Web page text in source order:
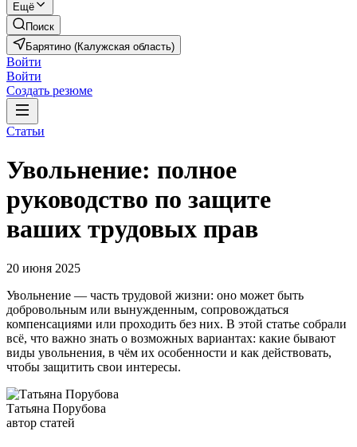
Ещё
Поиск
Барятино (Калужская область)
Войти
Войти
Создать резюме
Статьи
Увольнение: полное
руководство по защите
ваших трудовых прав
20 июня 2025
Увольнение — часть трудовой жизни: оно может быть
добровольным или вынужденным, сопровождаться
компенсациями или проходить без них. В этой статье собрали
всё, что важно знать о возможных вариантах: какие бывают
виды увольнения, в чём их особенности и как действовать,
чтобы защитить свои интересы.
Татьяна Порубова
автор статей